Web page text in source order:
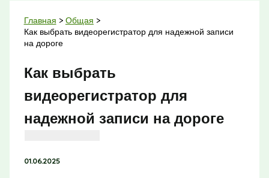
Главная
Общая
Как выбрать видеорегистратор для надежной записи
на дороге
Как выбрать
видеорегистратор для
надежной записи на дороге
01.06.2025